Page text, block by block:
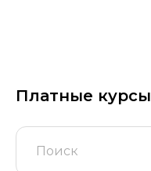
Платные курсы